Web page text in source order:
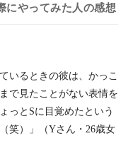
にやってみた人の感想
いるときの彼は、かっこ
で見たことがない表情を
っとSに目覚めたという
笑）」（Yさん・26歳女